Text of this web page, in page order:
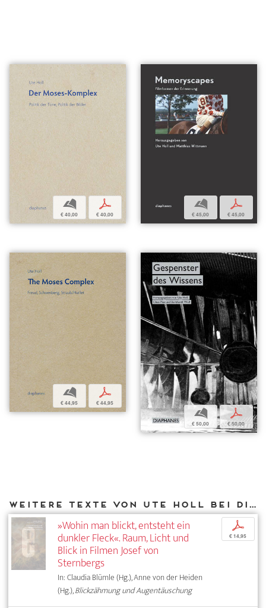
b
€ 40,00
p
€ 40,00
b
€ 45,00
p
€ 45,00
b
€ 44,95
p
€ 44,95
b
€ 50,00
p
€ 50,00
Weitere Texte von Ute Holl bei DIAPHANES
»Wohin man blickt, entsteht ein
dunkler Fleck«. Raum, Licht und
Blick in Filmen Josef von
Sternbergs
In: Claudia Blümle (Hg.), Anne von der Heiden
(Hg.),Blickzähmung und Augentäuschung
p
€ 14,95